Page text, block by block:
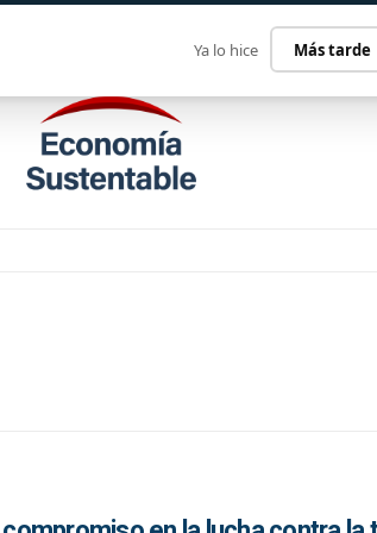
Ya lo hice Más tarde